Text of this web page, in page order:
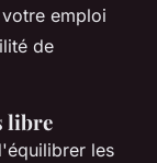
emploi
de
libre
les